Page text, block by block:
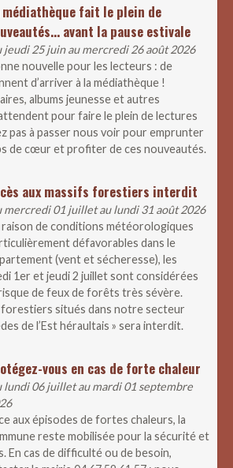
médiathèque fait le plein de
avant la pause estivale
jeudi 25 juin au mercredi 26 août 2026
nouvelle pour les lecteurs : de
d’arriver à la médiathèque !
albums jeunesse et autres
pour faire le plein de lectures
pas à passer nous voir pour emprunter
de cœur et profiter de ces nouveautés.
aux massifs forestiers interdit
mercredi 01 juillet au lundi 31 août 2026
raison de conditions météorologiques
défavorables dans le
(vent et sécheresse), les
1er et jeudi 2 juillet sont considérées
de feux de forêts très sévère.
forestiers situés dans notre secteur
de l’Est héraultais » sera interdit.
vous en cas de forte chaleur
lundi 06 juillet au mardi 01 septembre
aux épisodes de fortes chaleurs, la
reste mobilisée pour la sécurité et
En cas de difficulté ou de besoin,